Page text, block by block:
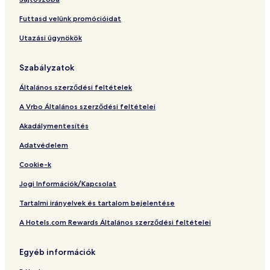
o
r
r
t
u
r
n
Futtasd velünk promócióidat
Utazási ügynökök
Szabályzatok
Általános szerződési feltételek
A Vrbo Általános szerződési feltételei
Akadálymentesítés
Adatvédelem
Cookie-k
Jogi Információk/Kapcsolat
Tartalmi irányelvek és tartalom bejelentése
A Hotels.com Rewards Általános szerződési feltételei
Egyéb információk